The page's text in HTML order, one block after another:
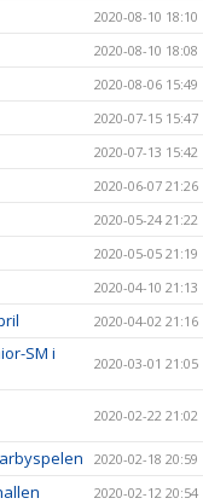
2020-08-10 18:10
2020-08-10 18:08
2020-08-06 15:49
2020-07-15 15:47
2020-07-13 15:42
2020-06-07 21:26
2020-05-24 21:22
2020-05-05 21:19
2020-04-10 21:13
2020-04-02 21:16
SM i
2020-03-01 21:05
2020-02-22 21:02
2020-02-18 20:59
2020-02-12 20:54